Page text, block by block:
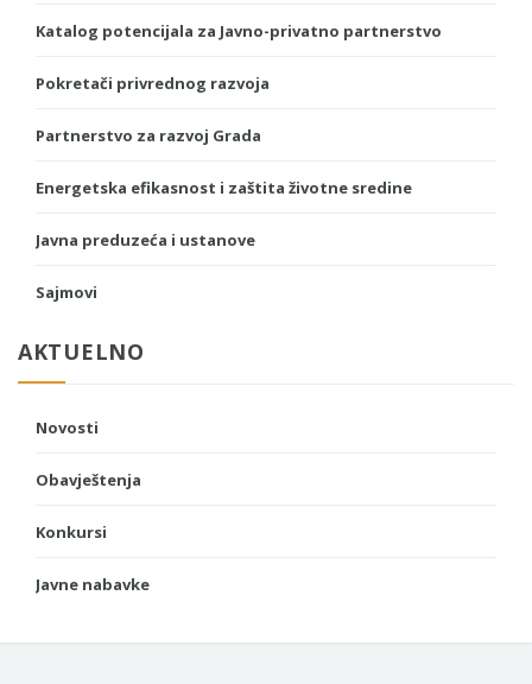
Katalog potencijala za Javno-privatno partnerstvo
Pokretači privrednog razvoja
Partnerstvo za razvoj Grada
Energetska efikasnost i zaštita životne sredine
Javna preduzeća i ustanove
Sajmovi
AKTUELNO
Novosti
Obavještenja
Konkursi
Javne nabavke